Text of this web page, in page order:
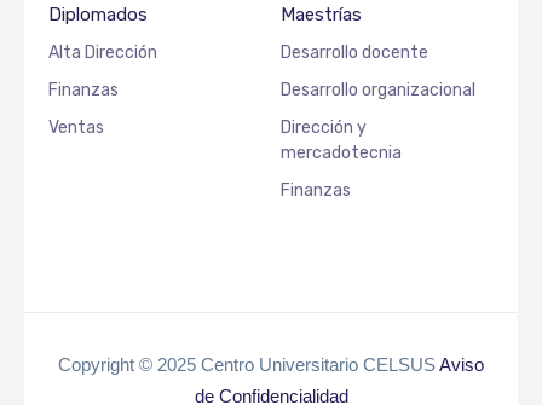
Diplomados
Alta Dirección
Finanzas
Ventas
Maestrías
Desarrollo docente
Desarrollo organizacional
Dirección y
mercadotecnia
Finanzas
Copyright © 2025 Centro Universitario CELSUSAviso
de Confidencialidad